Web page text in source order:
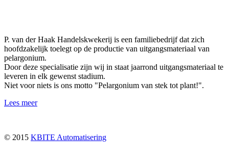
P. van der Haak Handelskwekerij is een familiebedrijf dat zich
hoofdzakelijk toelegt op de productie van uitgangsmateriaal van
pelargonium.
Door deze specialisatie zijn wij in staat jaarrond uitgangsmateriaal te
leveren in elk gewenst stadium.
Niet voor niets is ons motto "Pelargonium van stek tot plant!".
Lees meer
© 2015 KBITE Automatisering